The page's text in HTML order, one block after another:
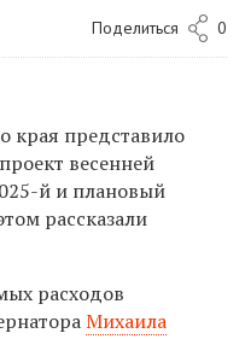
Поделиться 0
края представило
весенней
й и плановый
рассказали
расходов
Михаила